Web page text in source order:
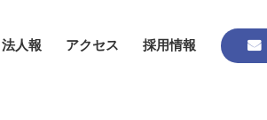
法人報 アクセス 採用情報